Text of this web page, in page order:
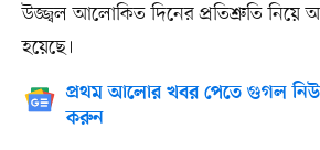
উজ্জ্বল আলোকিত দিনের প্রতিশ্রুতি নিয়ে
হয়েছে।
প্রথম আলোর খবর পেতে গুগল
করুন